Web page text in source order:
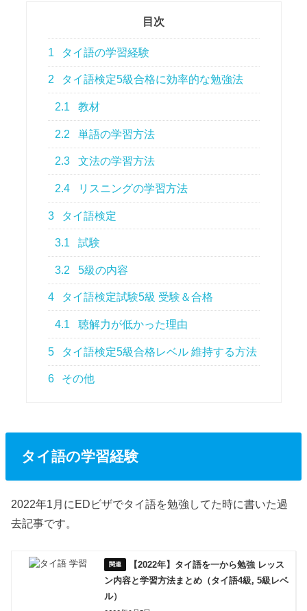
目次
1 タイ語の学習経験
2 タイ語検定5級合格に効率的な勉強法
2.1 教材
2.2 単語の学習方法
2.3 文法の学習方法
2.4 リスニングの学習方法
3 タイ語検定
3.1 試験
3.2 5級の内容
4 タイ語検定試験5級 受験＆合格
4.1 聴解力が低かった理由
5 タイ語検定5級合格レベル 維持する方法
6 その他
タイ語の学習経験
2022年1月にEDビザでタイ語を勉強してた時に書いた過
去記事です。
【2022年】タイ語を一から勉強 レッス
ン内容と学習方法まとめ（タイ語4級, 5級レベ
ル）